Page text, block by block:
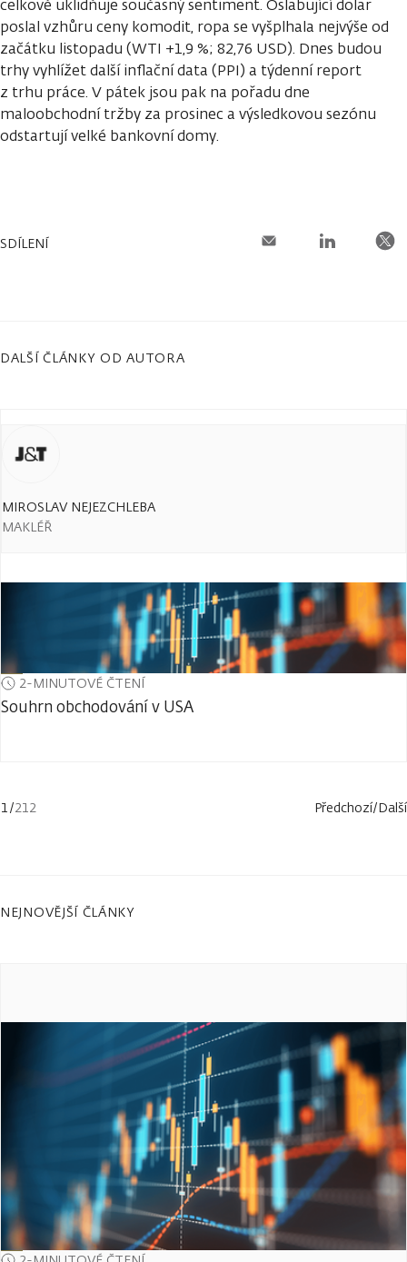
celkově uklidňuje současný sentiment. Oslabující dolar
poslal vzhůru ceny komodit, ropa se vyšplhala nejvýše od
začátku listopadu (WTI +1,9 %; 82,76 USD). Dnes budou
trhy vyhlížet další inflační data (PPI) a týdenní report
z trhu práce. V pátek jsou pak na pořadu dne
maloobchodní tržby za prosinec a výsledkovou sezónu
odstartují velké bankovní domy.
SDÍLENÍ
DALŠÍ ČLÁNKY OD AUTORA
MIROSLAV NEJEZCHLEBA
MAKLÉŘ
2-MINUTOVÉ ČTENÍ
Souhrn obchodování v USA
1/212 Předchozí/Další
NEJNOVĚJŠÍ ČLÁNKY